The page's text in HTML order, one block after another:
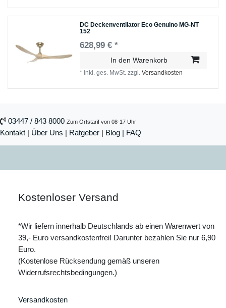
DC Deckenventilator Eco Genuino MG-NT
152
628,99 € *
In den Warenkorb
*inkl. ges. MwSt. zzgl.Versandkosten
03447 / 843 8000 Zum Ortstarif von 08-17 Uhr
Kontakt | Über Uns | Ratgeber | Blog | FAQ
Kostenloser Versand
*Wir liefern innerhalb Deutschlands ab einen Warenwert von
39,- Euro versandkostenfrei! Darunter bezahlen Sie nur 6,90
Euro.
(Kostenlose Rücksendung gemäß unseren
Widerrufsrechtsbedingungen.)
Versandkosten